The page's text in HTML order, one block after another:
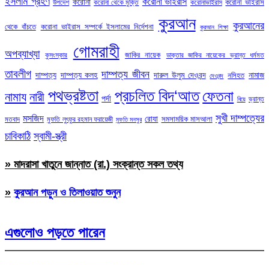
উপদেশ করোনা করোনা থেকে মুক্তি করোনাভাইরাস করোনা ভাইরাস
থেকে বাঁচতে করোনা ভাইরাস সম্পর্কে ইসলামের নির্দেশনা কুরআন কুরআন শিক্ষা কুরআনের
অপব্যাখ্যা কুসংস্কার গোমরাহী জাকির নায়েক ডাক্তার জাকির নায়েকের ভ্রান্ত ধর্মমত
তাবলীগ দাম্পত্য দাম্পত্য কলহ দাম্পত্য জীবন দারুল উলুম দেওবন্দ দেওবন্দ নসিহত নামাজ
নামায নারী পথভ্রষ্টতা পর্দা প্রচলিত বিদ‘আত ফেতনা বিয়ে ভ্রান্ত
মতবাদ মসজিদ মুফতি লুৎফুর রহমান ফরায়েজী মুফতি মনসুর রোযা সমসাময়িক মাসআলা সুখী দাম্পত্যের
চাবিকাঠি স্বামী-স্ত্রী
» মাদরাসা খাতুনে জান্নাত (রা.) সংক্রান্ত সকল তথ্য
» কুরআন পড়ুন ও তিলাওয়াত শুনুন
এগুলোও পড়তে পারেন